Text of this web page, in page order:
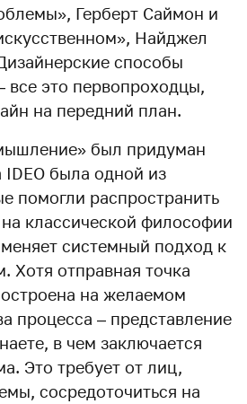
Герберт Саймон и
Найджел
способы
все это первопроходцы,
на передний план.
был придуман
была одной из
помогли распространить
классической философии
системный подход к
Хотя отправная точка
на желаемом
процесса – представление
в чем заключается
Это требует от лиц,
сосредоточиться на